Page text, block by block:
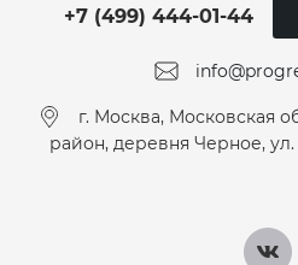
+7 (499) 444-01-44
г. Москва, Московская
район, деревня Черное,